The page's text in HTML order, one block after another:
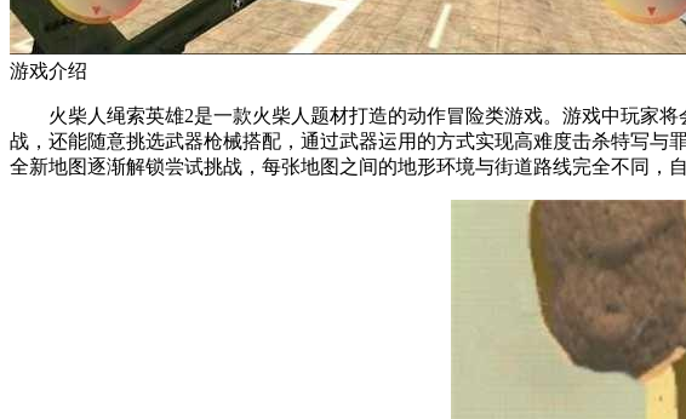
游戏介绍
火柴人绳索英雄2是一款火柴人题材打造的动作冒险类游戏。游戏中玩家将
战，还能随意挑选武器枪械搭配，通过武器运用的方式实现高难度击杀特写与
全新地图逐渐解锁尝试挑战，每张地图之间的地形环境与街道路线完全不同，